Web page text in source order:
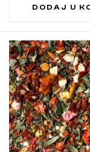
DODAJ U